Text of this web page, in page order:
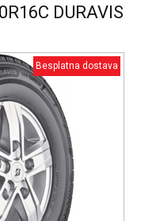
DURAVIS
Besplatna dostava